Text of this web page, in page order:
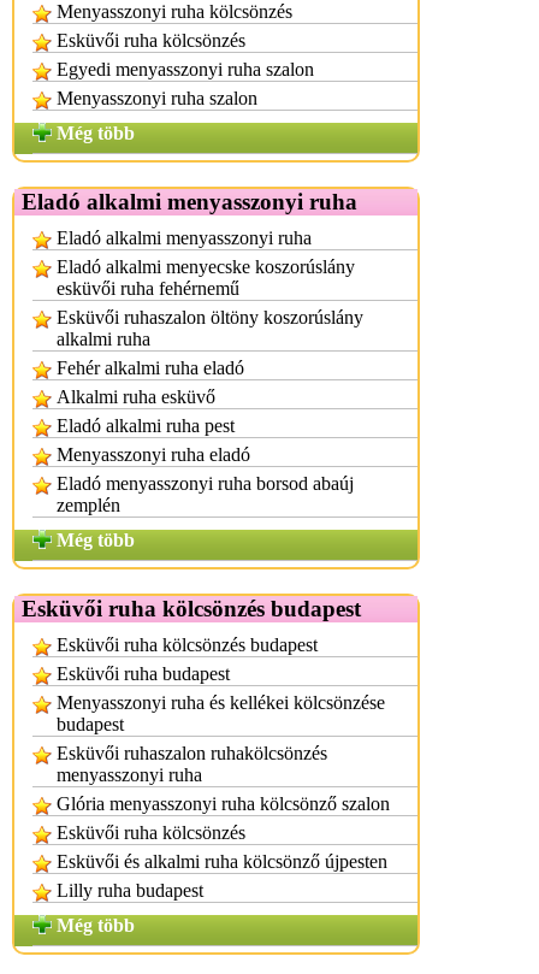
Menyasszonyi ruha kölcsönzés
Esküvői ruha kölcsönzés
Egyedi menyasszonyi ruha szalon
Menyasszonyi ruha szalon
Még több
Eladó alkalmi menyasszonyi ruha
Eladó alkalmi menyasszonyi ruha
Eladó alkalmi menyecske koszorúslány
esküvői ruha fehérnemű
Esküvői ruhaszalon öltöny koszorúslány
alkalmi ruha
Fehér alkalmi ruha eladó
Alkalmi ruha esküvő
Eladó alkalmi ruha pest
Menyasszonyi ruha eladó
Eladó menyasszonyi ruha borsod abaúj
zemplén
Még több
Esküvői ruha kölcsönzés budapest
Esküvői ruha kölcsönzés budapest
Esküvői ruha budapest
Menyasszonyi ruha és kellékei kölcsönzése
budapest
Esküvői ruhaszalon ruhakölcsönzés
menyasszonyi ruha
Glória menyasszonyi ruha kölcsönző szalon
Esküvői ruha kölcsönzés
Esküvői és alkalmi ruha kölcsönző újpesten
Lilly ruha budapest
Még több